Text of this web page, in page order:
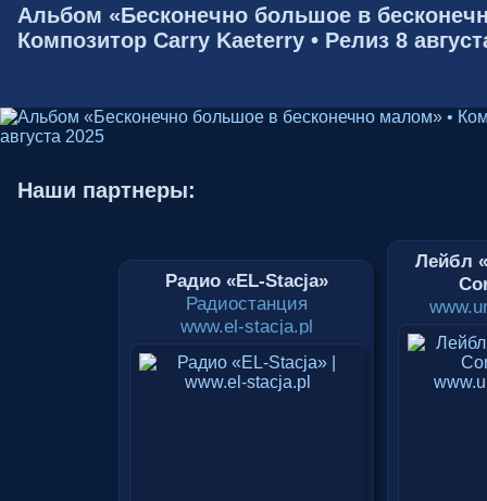
Альбом «Бесконечно большое в
Композитор Carry Kaeterry • Релиз 8
Наши партнеры:
Радио «EL-Stacja»
Радиостанция
www.el-stacja.pl
Лейбл